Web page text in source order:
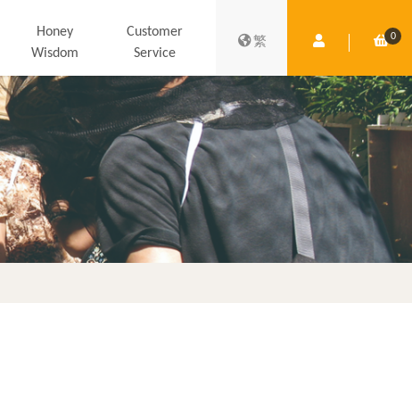
Honey
Wisdom
Customer
Service
繁 Member Centre
0